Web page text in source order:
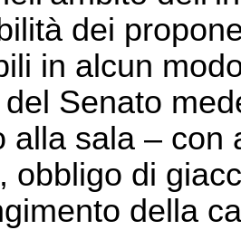
dei
in alcun
Senato
alla sala –
obbligo di
della